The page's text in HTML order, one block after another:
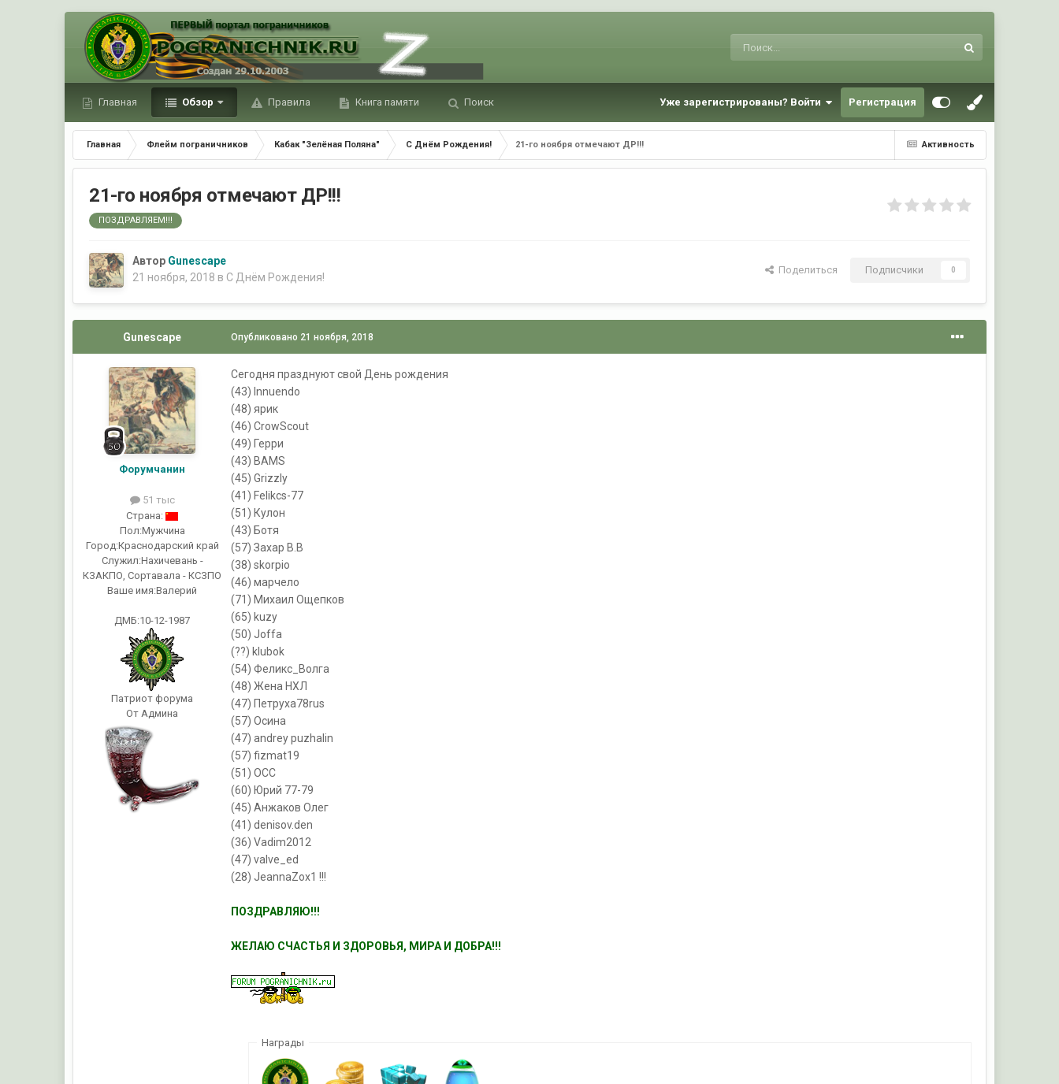
Главная Обзор Правила Книга памяти Поиск Уже зарегистрированы? Войти Регистрация
Активность
Главная Флейм пограничников Кабак "Зелёная Поляна" С Днём Рождения! 21-го ноября отмечают ДР!!!
21-го ноября отмечают ДР!!!
ПОЗДРАВЛЯЕМ!!!
Автор Gunescape
21 ноября, 2018 в С Днём Рождения!
Поделиться Подписчики 0
Gunescape
Форумчанин
51 тыс
Страна:
Пол:Мужчина
Город:Краснодарский край
Служил:Нахичевань -
КЗАКПО, Сортавала - КСЗПО
Ваше имя:Валерий
ДМБ:10-12-1987
Патриот форума
От Админа
Опубликовано 21 ноября, 2018
Сегодня празднуют свой День рождения
(43) Innuendo
(48) ярик
(46) CrowScout
(49) Герри
(43) BAMS
(45) Grizzly
(41) Felikcs-77
(51) Кулон
(43) Ботя
(57) Захар В.В
(38) skorpio
(46) марчело
(71) Михаил Ощепков
(65) kuzy
(50) Joffa
(??) klubok
(54) Феликс_Волга
(48) Жена НХЛ
(47) Петруха78rus
(57) Осина
(47) andrey puzhalin
(57) fizmat19
(51) ОСС
(60) Юрий 77-79
(45) Анжаков Олег
(41) denisov.den
(36) Vadim2012
(47) valve_ed
(28) JeannaZox1 !!!
ПОЗДРАВЛЯЮ!!!
ЖЕЛАЮ СЧАСТЬЯ И ЗДОРОВЬЯ, МИРА И ДОБРА!!!
Награды